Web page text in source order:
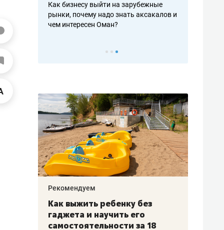
Как бизнесу выйти на зарубежные
рынки, почему надо знать аксакалов и
чем интересен Оман?
Рекомендуем
Как выжить ребенку без
гаджета и научить его
самостоятельности за 18